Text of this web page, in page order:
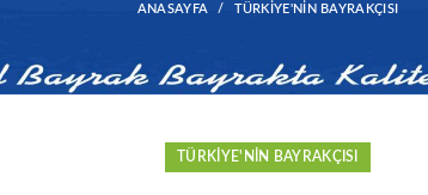
ANASAYFA TÜRKIYE'NIN BAYRAKÇISI
TÜRKIYE'NIN BAYRAKÇISI